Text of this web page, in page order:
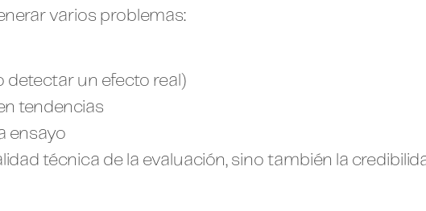
varios problemas:
un efecto real)
tendencias
ensayo
técnica de la evaluación, sino también la